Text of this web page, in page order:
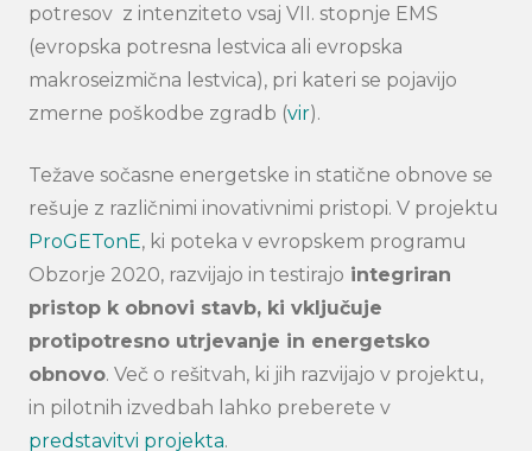
potresov z intenziteto vsaj VII. stopnje EMS
(evropska potresna lestvica ali evropska
makroseizmična lestvica), pri kateri se pojavijo
zmerne poškodbe zgradb (vir).
Težave sočasne energetske in statične obnove se
rešuje z različnimi inovativnimi pristopi. V projektu
ProGETonE, ki poteka v evropskem programu
Obzorje 2020, razvijajo in testirajo integriran
pristop k obnovi stavb, ki vključuje
protipotresno utrjevanje in energetsko
obnovo. Več o rešitvah, ki jih razvijajo v projektu,
in pilotnih izvedbah lahko preberete v
predstavitvi projekta.